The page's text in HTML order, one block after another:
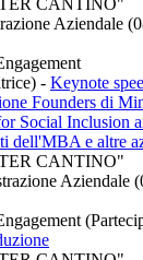
CANTINO"
Aziendale
- Keynote
Founders di
Social Inclusion
dell'MBA e altre
CANTINO"
Aziendale